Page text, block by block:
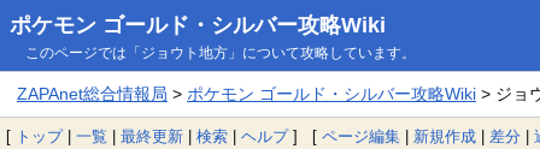
ポケモン ゴールド・シルバー攻略Wiki
このページでは「ジョウト地方」について攻略しています。
ZAPAnet総合情報局 > ポケモン ゴールド・シルバー攻略Wiki> ジョ
[ トップ| 一覧 | 最終更新 | 検索 | ヘルプ] [ ページ編集 | 新規作成 | 差分 |